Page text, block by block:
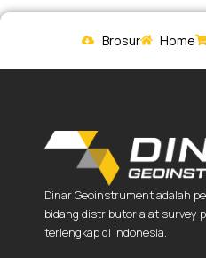
Brosur Home
Dinar Geoinstrument adalah
bidang distributor alat survey
terlengkap di Indonesia.